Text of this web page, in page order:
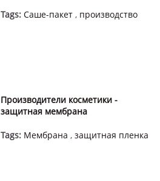
Tags: Саше-пакет , производство
Производители косметики -
защитная мембрана
Tags: Мембрана , защитная пленка